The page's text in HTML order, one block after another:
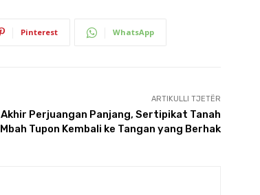
Pinterest WhatsApp
ARTIKULLI TJETËR
Akhir Perjuangan Panjang, Sertipikat Tanah
Mbah Tupon Kembali ke Tangan yang Berhak